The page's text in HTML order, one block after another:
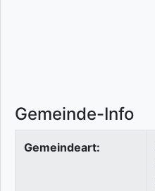
Gemeinde-Info
Gemeindeart: